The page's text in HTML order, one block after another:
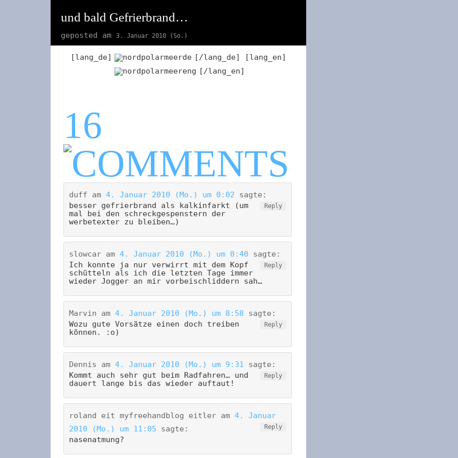
und bald Gefrierbrand…
geposted am 3. Januar 2010 (So.)
[lang_de]
[/lang_de] [lang_en]
[/lang_en]
16
duff am 4. Januar 2010 (Mo.) um 0:02 sagte:
Reply
besser gefrierbrand als kalkinfarkt (um
mal bei den schreckgespenstern der
werbetexter zu bleiben…)
slowcar am 4. Januar 2010 (Mo.) um 0:40 sagte:
Reply
Ich konnte ja nur verwirrt mit dem Kopf
schütteln als ich die letzten Tage immer
wieder Jogger an mir vorbeischliddern sah…
Marvin am 4. Januar 2010 (Mo.) um 8:58 sagte:
Reply
Wozu gute Vorsätze einen doch treiben
können. :o)
Dennis am 4. Januar 2010 (Mo.) um 9:31 sagte:
Reply
Kommt auch sehr gut beim Radfahren… und
dauert lange bis das wieder auftaut!
roland eit myfreehandblog eitler am 4. Januar
2010 (Mo.) um 11:05
sagte: Reply
nasenatmung?